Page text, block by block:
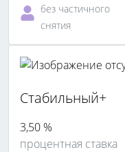
без частичного
снятия
Стабильный+
3,50 %
процентная ставка